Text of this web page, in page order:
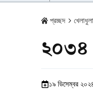
প্রচ্ছদ খেলাধুলা
২০৩৪
১৯ ডিসেম্বর